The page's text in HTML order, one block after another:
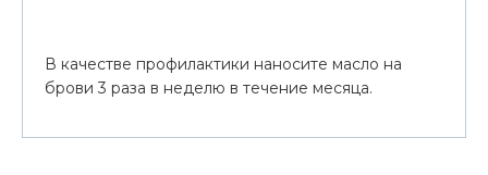
В качестве профилактики наносите масло на
брови 3 раза в неделю в течение месяца.